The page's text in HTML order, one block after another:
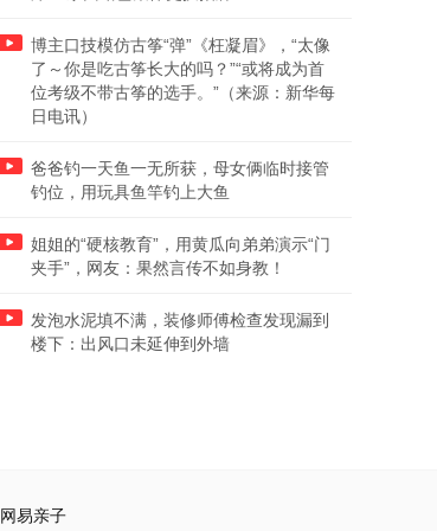
博主口技模仿古筝“弹”《枉凝眉》，“太像
了～你是吃古筝长大的吗？”“或将成为首
位考级不带古筝的选手。”（来源：新华每
日电讯）
爸爸钓一天鱼一无所获，母女俩临时接管
钓位，用玩具鱼竿钓上大鱼
姐姐的“硬核教育”，用黄瓜向弟弟演示“门
夹手”，网友：果然言传不如身教！
发泡水泥填不满，装修师傅检查发现漏到
楼下：出风口未延伸到外墙
网易亲子